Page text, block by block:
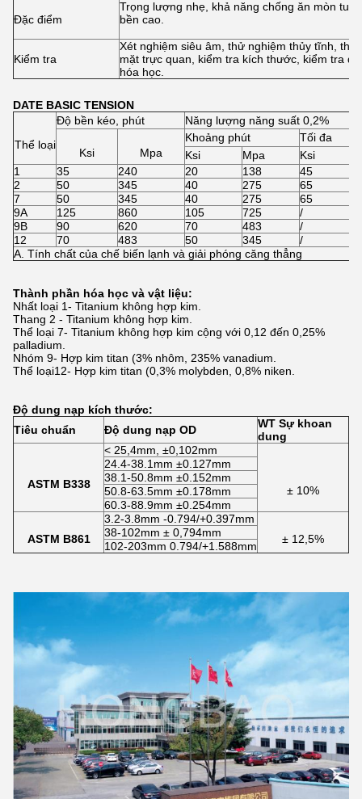
Đặc điểm
Trọng lượng nhẹ, khả năng chống ăn mòn
bền cao.
Kiểm tra
Xét nghiệm siêu âm, thử nghiệm thủy tĩnh,
mặt trực quan, kiểm tra kích thước, kiểm tra
hóa học.
DATE BASIC TENSION
Thể loại
Độ bền kéo, phút Năng lượng năng suất 0,2%
Ksi Mpa
Khoảng phút
Tối đa
Ksi
Mpa Ksi
1
35 240 20 138 45
2
50 345 40 275 65
7
50 345 40 275 65
9A
125 860 105 725 /
9B
90 620 70 483 /
12
70 483 50 345 /
A. Tính chất của chế biến lạnh và giải phóng căng thẳng
Thành phần hóa học và vật liệu:
Nhất loại 1- Titanium không hợp kim.
Thang 2 - Titanium không hợp kim.
Thể loại 7- Titanium không hợp kim cộng với 0,12 đến 0,25%
palladium.
Nhóm 9- Hợp kim titan (3% nhôm, 235% vanadium.
Thể loại12- Hợp kim titan (0,3% molybden, 0,8% niken.
Độ dung nạp kích thước:
Tiêu chuẩn
Độ dung nạp OD
WT Sự khoan
dung
ASTM B338
< 25,4mm, ±0,102mm
± 10%
24.4-38.1mm ±0.127mm
38.1-50.8mm ±0.152mm
50.8-63.5mm ±0.178mm
60.3-88.9mm ±0.254mm
ASTM B861
3.2-3.8mm -0.794/+0.397mm
± 12,5%
38-102mm ± 0,794mm
102-203mm 0.794/+1.588mm